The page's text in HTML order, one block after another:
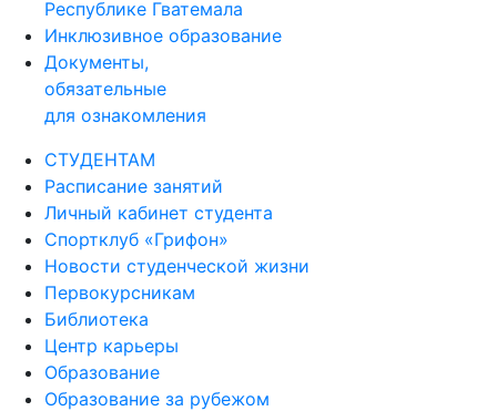
Республике Гватемала
Инклюзивное образование
Документы,
обязательные
для ознакомления
СТУДЕНТАМ
Расписание занятий
Личный кабинет студента
Спортклуб «Грифон»
Новости студенческой жизни
Первокурсникам
Библиотека
Центр карьеры
Образование
Образование за рубежом